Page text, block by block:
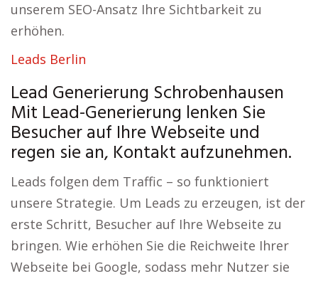
unserem SEO-Ansatz Ihre Sichtbarkeit zu
erhöhen.
Leads Berlin
Lead Generierung Schrobenhausen
Mit Lead-Generierung lenken Sie
Besucher auf Ihre Webseite und
regen sie an, Kontakt aufzunehmen.
Leads folgen dem Traffic – so funktioniert
unsere Strategie. Um Leads zu erzeugen, ist der
erste Schritt, Besucher auf Ihre Webseite zu
bringen. Wie erhöhen Sie die Reichweite Ihrer
Webseite bei Google, sodass mehr Nutzer sie